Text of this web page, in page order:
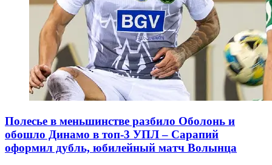
Полесье в меньшинстве разбило Оболонь и
обошло Динамо в топ-3 УПЛ – Сарапий
оформил дубль, юбилейный матч Волынца